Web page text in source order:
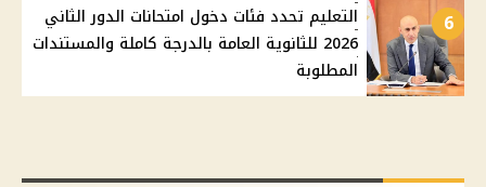
6
التعليم تحدد فئات دخول امتحانات الدور الثاني
2026 للثانوية العامة بالدرجة كاملة والمستندات
المطلوبة